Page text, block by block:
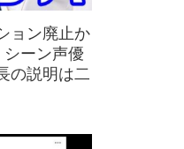
ョン廃止か
ーン声優
の説明は二